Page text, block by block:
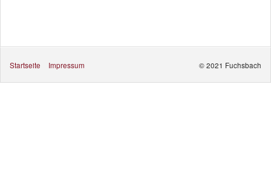
Startseite Impressum © 2021 Fuchsbach